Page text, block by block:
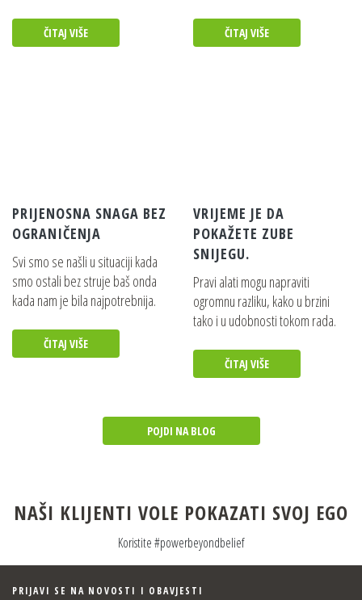
ČITAJ VIŠE ČITAJ VIŠE
PRIJENOSNA SNAGA BEZ
OGRANIČENJA
Svi smo se našli u situaciji kada
smo ostali bez struje baš onda
kada nam je bila najpotrebnija.
ČITAJ VIŠE
VRIJEME JE DA
POKAŽETE ZUBE
SNIJEGU.
Pravi alati mogu napraviti
ogromnu razliku, kako u brzini
tako i u udobnosti tokom rada.
ČITAJ VIŠE
POJDI NA BLOG
NAŠI KLIJENTI VOLE POKAZATI SVOJ EGO
Koristite #powerbeyondbelief
PRIJAVI SE NA NOVOSTI I OBAVJESTI